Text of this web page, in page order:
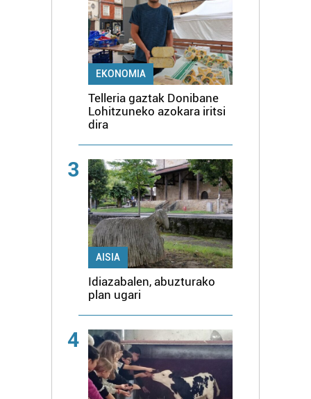
EKONOMIA
Telleria gaztak Donibane
Lohitzuneko azokara iritsi
dira
3
AISIA
Idiazabalen, abuzturako
plan ugari
4